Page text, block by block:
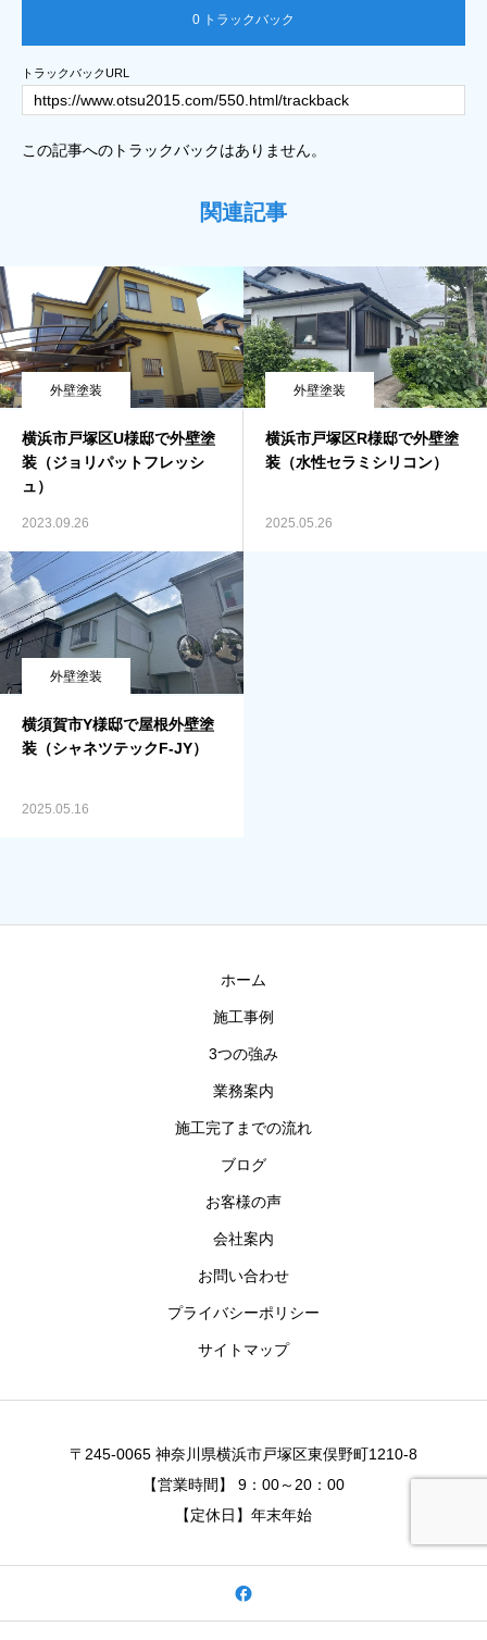
0 トラックバック
トラックバックURL
この記事へのトラックバックはありません。
関連記事
外壁塗装
横浜市戸塚区U様邸で外壁塗
装（ジョリパットフレッシ
ュ）
2023.09.26
外壁塗装
横浜市戸塚区R様邸で外壁塗
装（水性セラミシリコン）
2025.05.26
外壁塗装
横須賀市Y様邸で屋根外壁塗
装（シャネツテックF-JY）
2025.05.16
ホーム
施工事例
3つの強み
業務案内
施工完了までの流れ
ブログ
お客様の声
会社案内
お問い合わせ
プライバシーポリシー
サイトマップ
〒245-0065 神奈川県横浜市戸塚区東俣野町1210-8
【営業時間】 9：00～20：00
【定休日】年末年始